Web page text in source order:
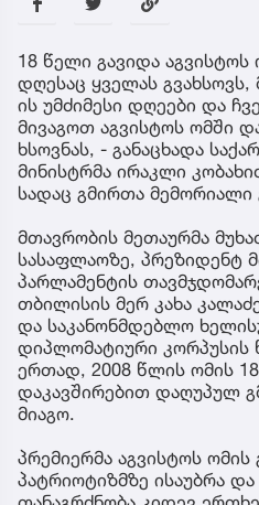
18 წელი გავიდა
დღესაც ყველას
ის უმძიმესი დღეები და
მივაგოთ აგვისტოს ომში
ხსოვნას, - განაცხადა
მინისტრმა ირაკლი
სადაც გმირთა მემორიალი
მთავრობის მეთაურმა
სასაფლაოზე, პრეზიდენტ
პარლამენტის
თბილისის მერ კახა
და საკანონმდებლო
დიპლომატიური კორპუსის
ერთად, 2008 წლის ომის
დაკავშირებით დაღუპულ
მიაგო.
პრემიერმა აგვისტოს
პატრიოტიზმზე ისაუბრა და